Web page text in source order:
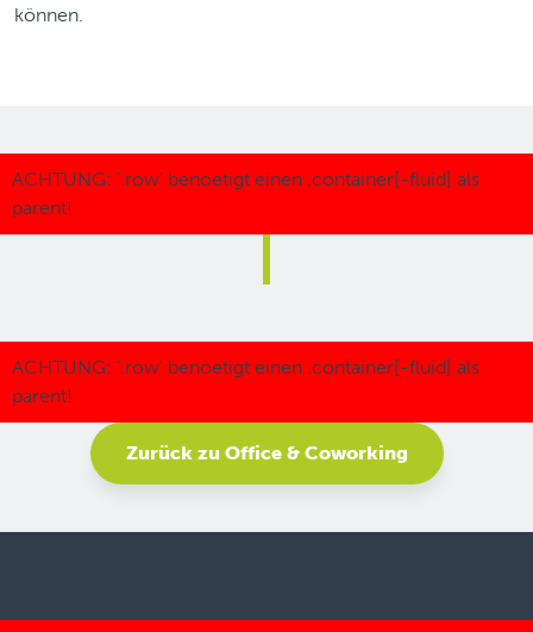
können.
Zurück zu Office & Coworking